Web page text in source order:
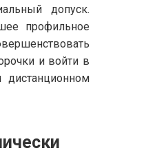
допуск.
профильное
и войти в